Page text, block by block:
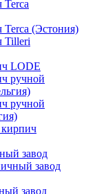
Terca
(Эстония)
Tilleri
LODE
ручной
ручной
завод
завод
завод